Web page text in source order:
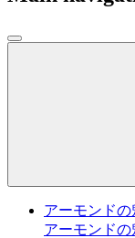
アーモンドの
アーモンドの